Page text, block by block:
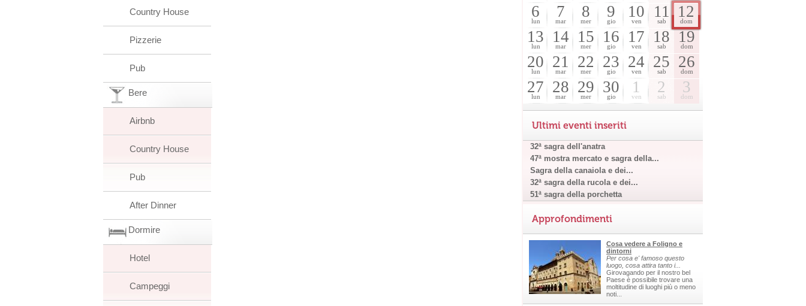
Country House
Pizzerie
Pub
Bere
Airbnb
Country House
Pub
After Dinner
Dormire
Hotel
Campeggi
6
lun
7
mar
8
mer
9
gio
10
ven
11
sab
12
dom
13
lun
14
mar
15
mer
16
gio
17
ven
18
sab
19
dom
20
lun
21
mar
22
mer
23
gio
24
ven
25
sab
26
dom
27
lun
28
mar
29
mer
30
gio
1
ven
2
sab
3
dom
Ultimi eventi inseriti
32ª sagra dell'anatra
47ª mostra mercato e sagra della...
Sagra della canaiola e dei...
32ª sagra della rucola e dei...
51ª sagra della porchetta
Approfondimenti
Cosa vedere a Foligno e
dintorni
Per cosa e' famoso questo
luogo, cosa attira tanto i...
Girovagando per il nostro bel
Paese è possibile trovare una
moltitudine di luoghi più o meno
noti...